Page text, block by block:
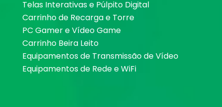
Telas Interativas e Púlpito Digital
Carrinho de Recarga e Torre
PC Gamer e Vídeo Game
Carrinho Beira Leito
Equipamentos de Transmissão de Vídeo
Equipamentos de Rede e WiFi